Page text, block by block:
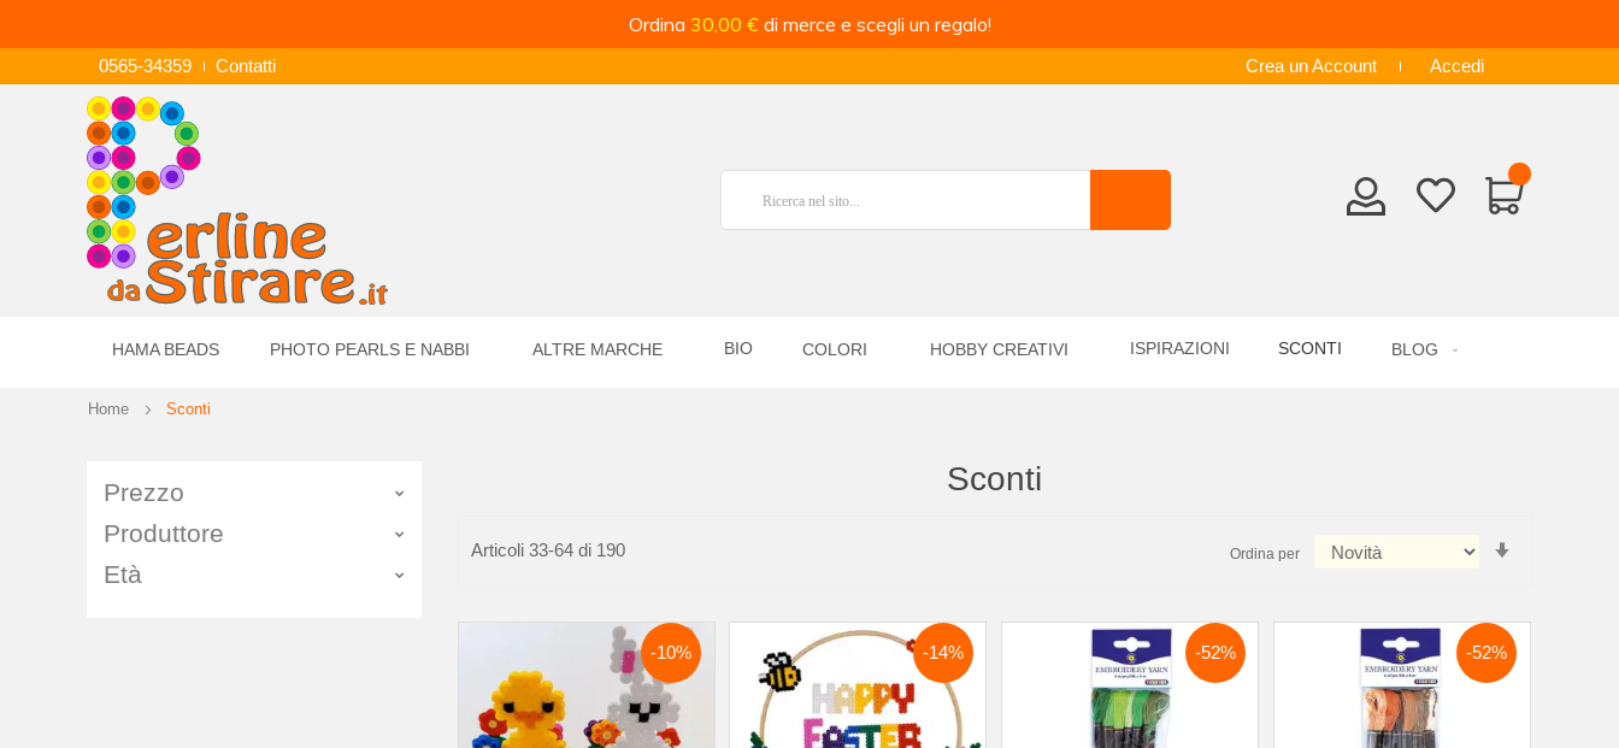
Ordina 30,00 € di merce e scegli un regalo!
0565-34359 Contatti Crea un Account Accedi
HAMA BEADS PHOTO PEARLS E NABBI ALTRE MARCHE BIO COLORI HOBBY CREATIVI ISPIRAZIONI SCONTI BLOG
Home Sconti
Sconti
Articoli 33-64di 190 Ordina per
-10%
-14% -52% -52%
Prezzo
Produttore
Età